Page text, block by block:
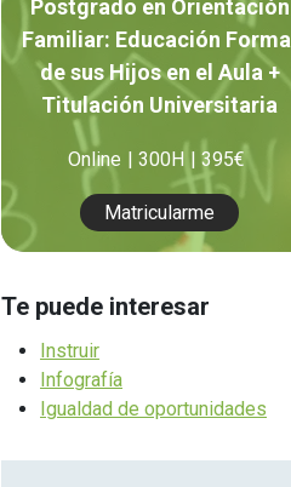
Orientación Laboral
Responsabilidad Social e
Intervención
Salud y Actividad Física
Postgrado en Orientación
Familiar: Educación Formal
de sus Hijos en el Aula +
Titulación Universitaria
Online 300H 395€
Matricularme
Te puede interesar
Instruir
Infografía
Igualdad de oportunidades